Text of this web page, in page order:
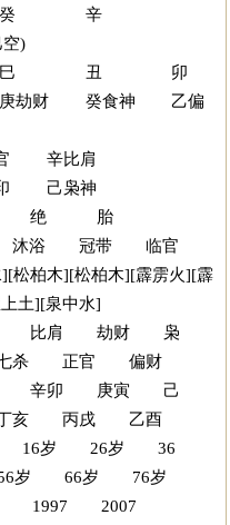
辛
)
丑 卯
劫财 癸食神 乙偏
辛比肩
己枭神
墓 绝 胎
浴 冠带 临官
松柏木][松柏木][霹雳火][霹
土][泉中水]
官 比肩 劫财 枭
杀 正官 偏财
辰 辛卯 庚寅 己
亥 丙戌 乙酉
16岁 26岁 36
岁 66岁 76岁
1997 2007